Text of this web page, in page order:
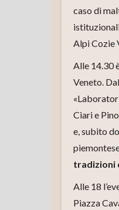
caso di
istituzionali
Alpi Cozie
Alle 14.30
Veneto.
Ciari e
e, subito
tradizioni
Alle 18
Piazza